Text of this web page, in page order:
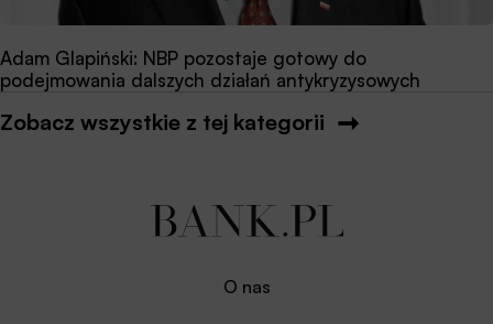
Adam Glapiński: NBP pozostaje gotowy do
podejmowania dalszych działań antykryzysowych
Zobacz wszystkie z tej kategorii
O nas